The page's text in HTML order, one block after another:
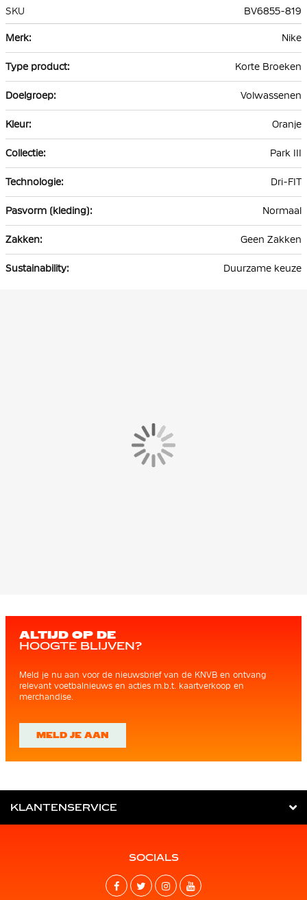
SKU
BV6855-819
informatie
Nike
Korte Broeken
Volwassenen
Oranje
Park III
Dri-FIT
Normaal
Geen Zakken
Duurzame keuze
ALTIJD OP DE
HOOGTE BLIJVEN?
Meld je nu aan voor de nieuwsbrief van de KNVB en ontvang
relevant voetbalnieuws en acties m.b.t. kaartverkoop en
merchandise.
MELD JE AAN
KLANTENSERVICE
SOCIALS